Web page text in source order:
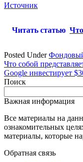
Источник
Читать статью
Posted Under
Навигация
по
Что собой
Google инвестирует
Поиск
Важная информация
Все материалы на
ознакомительных
материалы, которые
Обратная связь